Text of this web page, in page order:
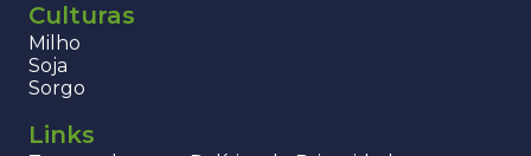
Culturas
Milho
Soja
Sorgo
Links